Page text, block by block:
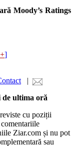
Moody’s Ratings
]
|
ultima oră
cu poziții
Ziar.com și nu pot
sau